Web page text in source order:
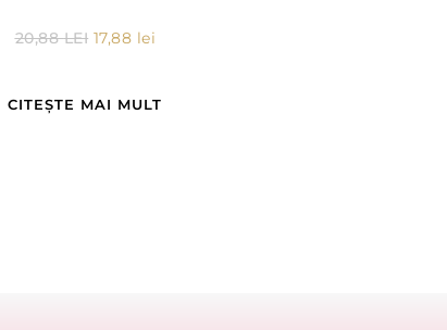
20,88LEI 17,88 lei
CITEȘTE MAI MULT